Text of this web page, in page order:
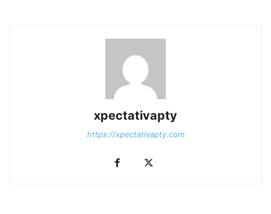
xpectativapty
https://xpectativapty.com